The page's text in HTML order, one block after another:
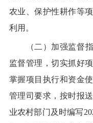
农业
、保护性耕作等
利用。
（ 二 ）加强监督
监督管理，切实抓好
掌握项目执行和资金
管理司要求，按时报送
业农村部门及时编写